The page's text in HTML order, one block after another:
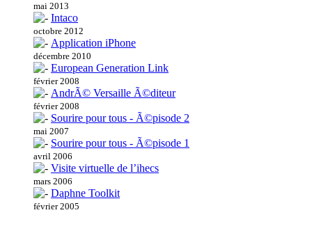
mai 2013
Intaco
octobre 2012
Application iPhone
décembre 2010
European Generation Link
février 2008
AndrÃ© Versaille Ã©diteur
février 2008
Sourire pour tous - Ã©pisode 2
mai 2007
Sourire pour tous - Ã©pisode 1
avril 2006
Visite virtuelle de l’ihecs
mars 2006
Daphne Toolkit
février 2005